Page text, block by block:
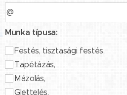
Munka típusa:
Festés, tisztasági festés,
Tapétázás,
Mázolás,
Glettelés.